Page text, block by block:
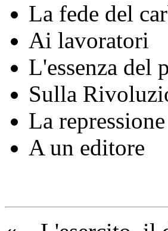
La fede del
Ai lavoratori
L'essenza del
Sulla
La repressione
A un editore